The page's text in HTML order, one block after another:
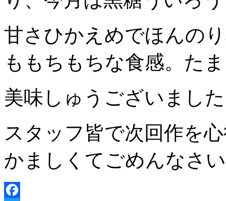
甘さひかえめでほんの
ももちもちな食感。た
美味しゅうございまし
スタッフ皆で次回作を
かましくてごめんなさ